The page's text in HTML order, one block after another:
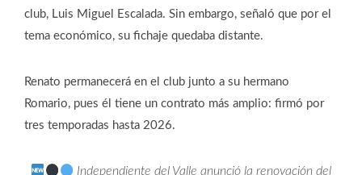
club, Luis Miguel Escalada. Sin embargo, señaló que por el
tema económico, su fichaje quedaba distante.
Renato permanecerá en el club junto a su hermano
Romario, pues él tiene un contrato más amplio: firmó por
tres temporadas hasta 2026.
Independiente del Valle anunció la renovación del